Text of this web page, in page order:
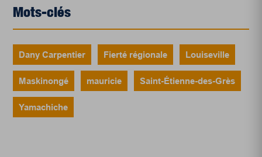
Mots-clés
Dany Carpentier Fierté régionale Louiseville
Maskinongé mauricie Saint-Étienne-des-Grès
Yamachiche